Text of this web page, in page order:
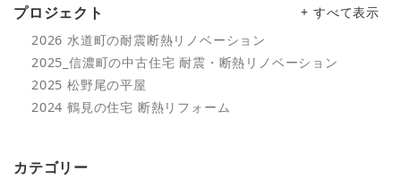
プロジェクト
+ すべて表示
2026 水道町の耐震断熱リノベーション
2025_信濃町の中古住宅 耐震・断熱リノベーション
2025 松野尾の平屋
2024 鶴見の住宅 断熱リフォーム
カテゴリー